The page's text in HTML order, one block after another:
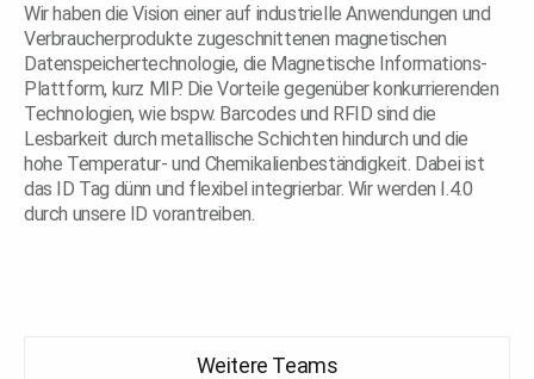
Wir haben die Vision einer auf industrielle Anwendungen und
Verbraucherprodukte zugeschnittenen magnetischen
Datenspeichertechnologie, die Magnetische Informations-
Plattform, kurz MIP. Die Vorteile gegenüber konkurrierenden
Technologien, wie bspw. Barcodes und RFID sind die
Lesbarkeit durch metallische Schichten hindurch und die
hohe Temperatur- und Chemikalienbeständigkeit. Dabei ist
das ID Tag dünn und flexibel integrierbar. Wir werden I.4.0
durch unsere ID vorantreiben.
Weitere Teams